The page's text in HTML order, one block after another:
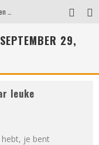
Eigentijdse en stijlvolle plafonnières voor iedere ruimte
SEPTEMBER 29,
leuke
je bent